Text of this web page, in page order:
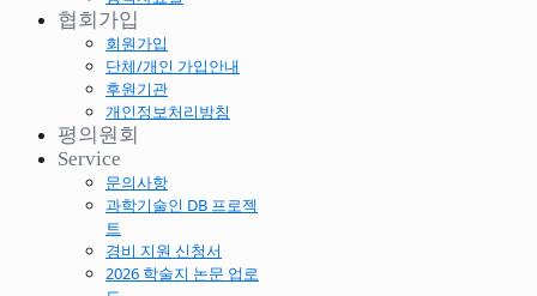
협회가입
회원가입
단체/개인 가입안내
후원기관
개인정보처리방침
평의원회
Service
문의사항
과학기술인 DB 프로젝
트
경비 지원 신청서
2026 학술지 논문 업로